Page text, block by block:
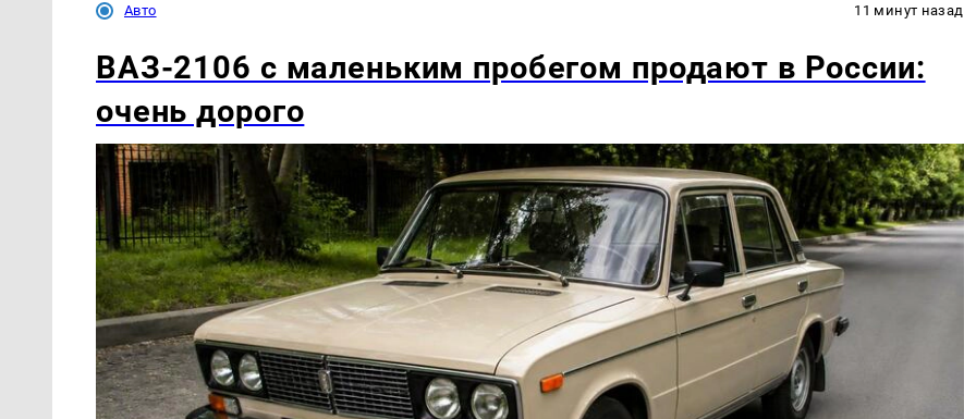
Авто 11 минут назад
ВАЗ-2106 с маленьким пробегом продают в России:
очень дорого